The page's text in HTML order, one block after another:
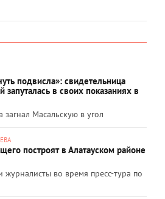
подвисла»: свидетельница
запуталась в своих показаниях в
Масальскую в угол
построят в Алатауском районе
журналисты во время пресс-тура по